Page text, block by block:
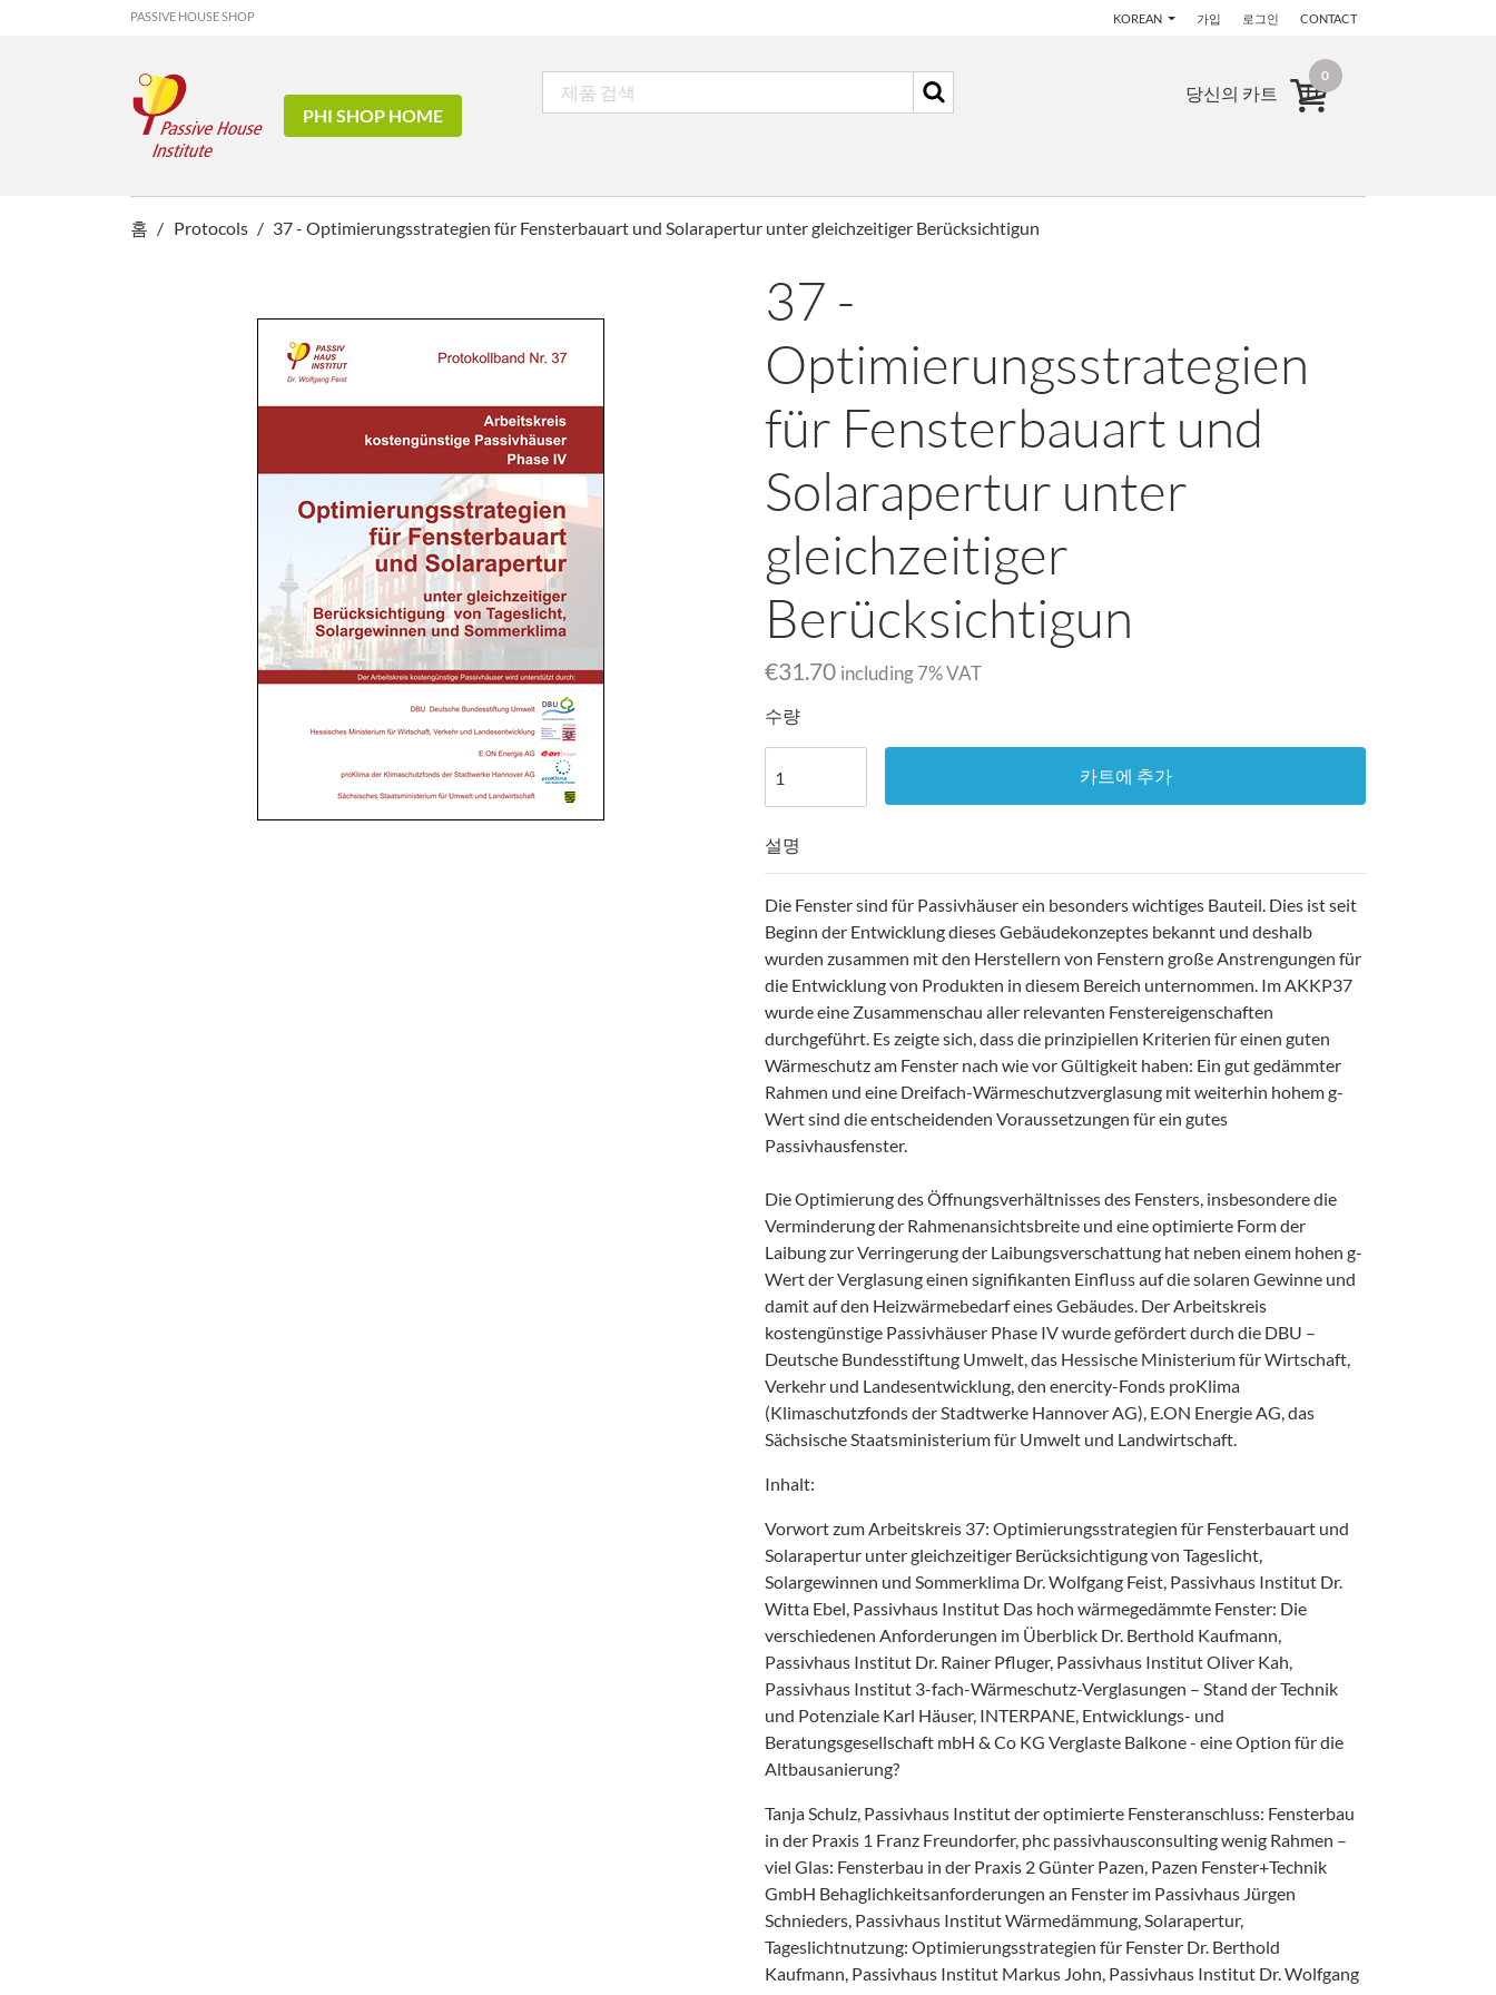
PASSIVE HOUSE SHOP KOREAN 가입 로그인 CONTACT
PHI SHOP HOME
당신의 카트
0
홈 Protocols 37 - Optimierungsstrategien für Fensterbauart und Solarapertur unter gleichzeitiger Berücksichtigun
37 -
Optimierungsstrategien
für Fensterbauart und
Solarapertur unter
gleichzeitiger
Berücksichtigun
€31.70 including 7% VAT
수량
카트에 추가
설명
Die Fenster sind für Passivhäuser ein besonders wichtiges Bauteil. Dies ist seit
Beginn der Entwicklung dieses Gebäudekonzeptes bekannt und deshalb
wurden zusammen mit den Herstellern von Fenstern große Anstrengungen für
die Entwicklung von Produkten in diesem Bereich unternommen. Im AKKP37
wurde eine Zusammenschau aller relevanten Fenstereigenschaften
durchgeführt. Es zeigte sich, dass die prinzipiellen Kriterien für einen guten
Wärmeschutz am Fenster nach wie vor Gültigkeit haben: Ein gut gedämmter
Rahmen und eine Dreifach-Wärmeschutzverglasung mit weiterhin hohem g-
Wert sind die entscheidenden Voraussetzungen für ein gutes
Passivhausfenster.
Die Optimierung des Öffnungsverhältnisses des Fensters, insbesondere die
Verminderung der Rahmenansichtsbreite und eine optimierte Form der
Laibung zur Verringerung der Laibungsverschattung hat neben einem hohen g-
Wert der Verglasung einen signifikanten Einfluss auf die solaren Gewinne und
damit auf den Heizwärmebedarf eines Gebäudes. Der Arbeitskreis
kostengünstige Passivhäuser Phase IV wurde gefördert durch die DBU –
Deutsche Bundesstiftung Umwelt, das Hessische Ministerium für Wirtschaft,
Verkehr und Landesentwicklung, den enercity-Fonds proKlima
(Klimaschutzfonds der Stadtwerke Hannover AG), E.ON Energie AG, das
Sächsische Staatsministerium für Umwelt und Landwirtschaft.
Inhalt:
Vorwort zum Arbeitskreis 37: Optimierungsstrategien für Fensterbauart und
Solarapertur unter gleichzeitiger Berücksichtigung von Tageslicht,
Solargewinnen und Sommerklima Dr. Wolfgang Feist, Passivhaus Institut Dr.
Witta Ebel, Passivhaus Institut Das hoch wärmegedämmte Fenster: Die
verschiedenen Anforderungen im Überblick Dr. Berthold Kaufmann,
Passivhaus Institut Dr. Rainer Pfluger, Passivhaus Institut Oliver Kah,
Passivhaus Institut 3-fach-Wärmeschutz-Verglasungen – Stand der Technik
und Potenziale Karl Häuser, INTERPANE, Entwicklungs- und
Beratungsgesellschaft mbH & Co KG Verglaste Balkone - eine Option für die
Altbausanierung?
Tanja Schulz, Passivhaus Institut der optimierte Fensteranschluss: Fensterbau
in der Praxis 1 Franz Freundorfer, phc passivhausconsulting wenig Rahmen –
viel Glas: Fensterbau in der Praxis 2 Günter Pazen, Pazen Fenster+Technik
GmbH Behaglichkeitsanforderungen an Fenster im Passivhaus Jürgen
Schnieders, Passivhaus Institut Wärmedämmung, Solarapertur,
Tageslichtnutzung: Optimierungsstrategien für Fenster Dr. Berthold
Kaufmann, Passivhaus Institut Markus John, Passivhaus Institut Dr. Wolfgang